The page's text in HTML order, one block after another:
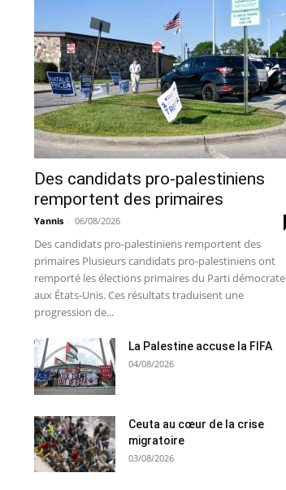
Des candidats pro-palestiniens
remportent des primaires
Yannis - 06/08/2026
Des candidats pro-palestiniens remportent des
primaires Plusieurs candidats pro-palestiniens ont
remporté les élections primaires du Parti démocrate
aux États-Unis. Ces résultats traduisent une
progression de...
La Palestine accuse la FIFA
04/08/2026
Ceuta au cœur de la crise
migratoire
03/08/2026